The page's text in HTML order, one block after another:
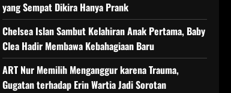
yang Sempat Dikira Hanya Prank
Chelsea Islan Sambut Kelahiran Anak Pertama, Baby
Clea Hadir Membawa Kebahagiaan Baru
ART Nur Memilih Menganggur karena Trauma,
Gugatan terhadap Erin Wartia Jadi Sorotan